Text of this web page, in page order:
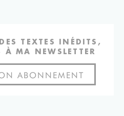
TEXTES INÉDITS,
MA NEWSLETTER
ABONNEMENT